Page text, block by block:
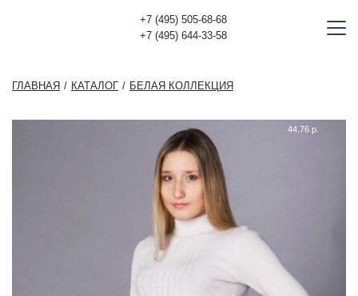
+7 (495) 505-68-68
+7 (495) 644-33-58
ГЛАВНАЯ КАТАЛОГ БЕЛАЯ КОЛЛЕКЦИЯ
44.76 р.